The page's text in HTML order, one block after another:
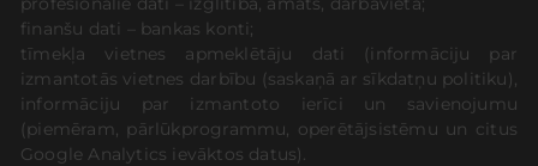
finanšu dati – bankas konti;
tīmekļa vietnes apmeklētāju dati (informāciju par
izmantotās vietnes darbību (saskaņā ar sīkdatņu politiku),
informāciju par izmantoto ierīci un savienojumu
(piemēram, pārlūkprogrammu, operētājsistēmu un citus
Google Analytics ievāktos datus).